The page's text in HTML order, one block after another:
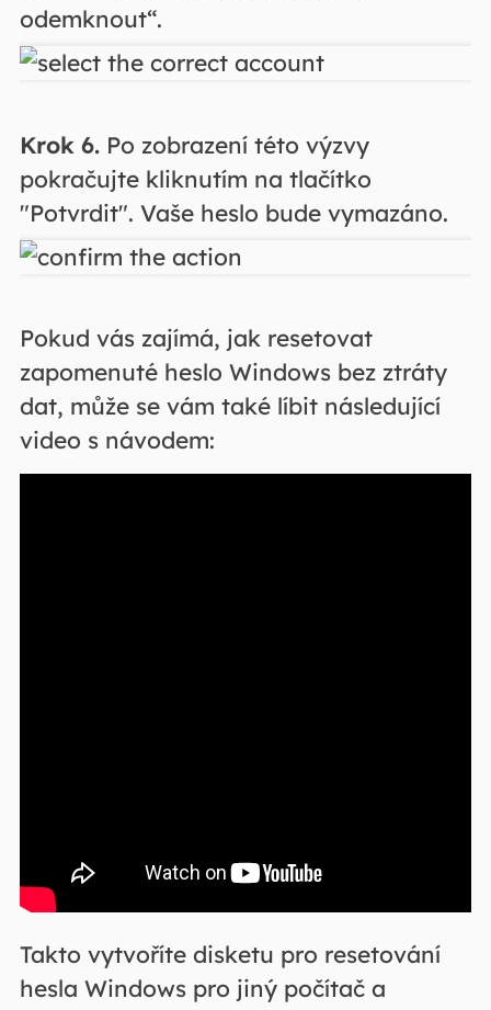
odemknout“.
Krok 6.Po zobrazení této výzvy
pokračujte kliknutím na tlačítko
"Potvrdit". Vaše heslo bude vymazáno.
Pokud vás zajímá, jak resetovat
zapomenuté heslo Windows bez ztráty
dat, může se vám také líbit následující
video s návodem:
Takto vytvoříte disketu pro resetování
hesla Windows pro jiný počítač a